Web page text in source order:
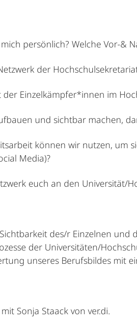
persönlich? Welche Vor-&
der
Einzelkämpfer*innen im
und sichtbar machen,
können wir nutzen, um
Media)?
euch an den Universität/
des/r Einzelnen
der Universitäten/
unseres Berufsbildes mit
Sonja Staack von ver.di.